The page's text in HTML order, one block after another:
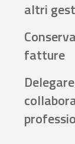
altri
fatture